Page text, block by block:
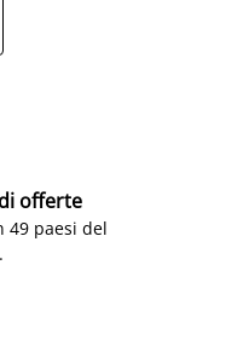
offerte
49 paesi del